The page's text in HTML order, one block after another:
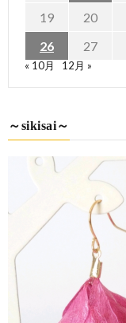
19
20
26
27
« 10月 12月 »
～sikisai～